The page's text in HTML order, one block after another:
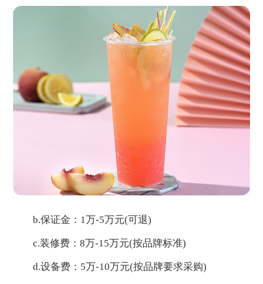
b.保证金：1万-5万元(可退)
c.装修费：8万-15万元(按品牌标准)
d.设备费：5万-10万元(按品牌要求采购)